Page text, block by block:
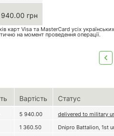
грн
карт Visa та MasterCard усіх
на момент проведення операції.
Вартість Статус
5 940.00
delivered to military
1 360.50
Dnipro Battalion, 1st